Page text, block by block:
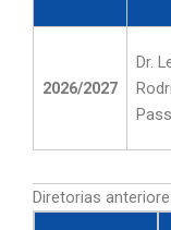
2026/2027
Dr.
Diretorias